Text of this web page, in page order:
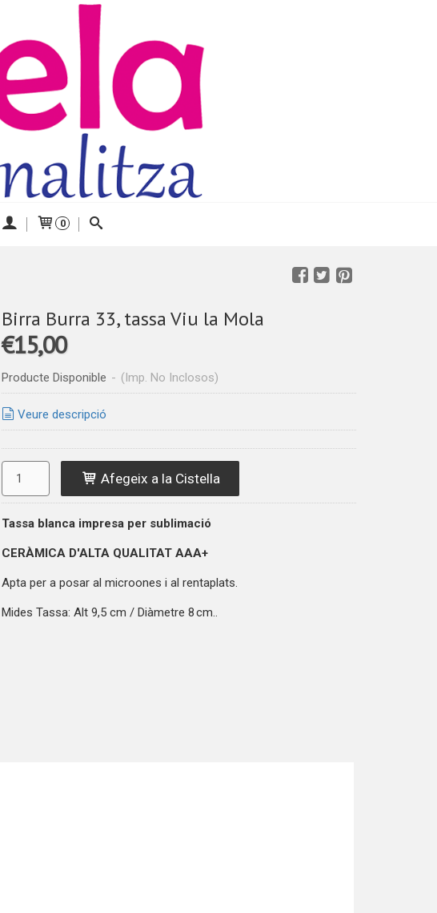
0
Birra Burra 33, tassa Viu la Mola
€15,00
Producte Disponible - (Imp. No Inclosos)
Veure descripció
Afegeix a la Cistella
Tassa blanca impresa per sublimació
CERÀMICA D'ALTA QUALITATAAA+
Apta per a posar al microones i al rentaplats.
Mides Tassa: Alt 9,5 cm / Diàmetre 8 cm..